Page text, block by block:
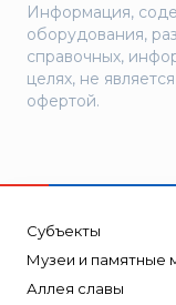
Информация,
оборудования,
справочных,
целях, не
офертой.
Субъекты
Музеи и памятные
Аллея славы